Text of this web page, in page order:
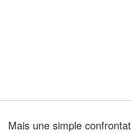
Mais une simple